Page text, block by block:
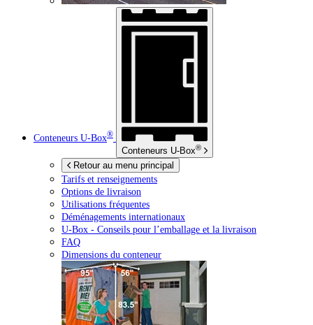
Conteneurs U-Box®
Conteneurs U-Box®
Retour au menu principal
Tarifs et renseignements
Options de livraison
Utilisations fréquentes
Déménagements internationaux
U-Box - Conseils pour l’emballage et la livraison
FAQ
Dimensions du conteneur